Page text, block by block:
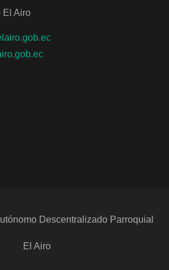
El Airo
Descentralizado Parroquial
El Airo